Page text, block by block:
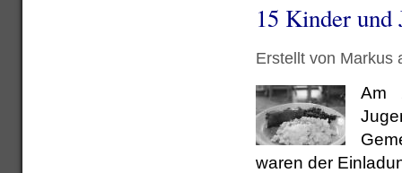
15 Kinder und
Erstellt von Markus
Am
waren der